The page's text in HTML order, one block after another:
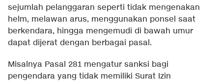
sejumlah pelanggaran seperti tidak mengenakan
helm, melawan arus, menggunakan ponsel saat
berkendara, hingga mengemudi di bawah umur
dapat dijerat dengan berbagai pasal.
Misalnya Pasal 281 mengatur sanksi bagi
pengendara yang tidak memiliki Surat Izin